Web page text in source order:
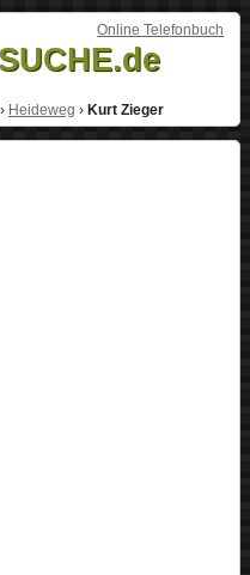
Online Telefonbuch
Heideweg › Kurt Zieger